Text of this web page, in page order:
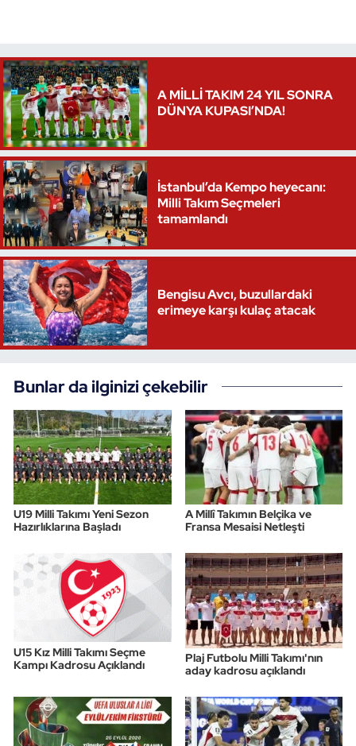
A MİLLİ TAKIM 24 YIL SONRA
DÜNYA KUPASI’NDA!
İstanbul’da Kempo heyecanı:
Milli Takım Seçmeleri
tamamlandı
Bengisu Avcı, buzullardaki
erimeye karşı kulaç atacak
Bunlar da ilginizi çekebilir
U19 Milli Takımı Yeni Sezon
Hazırlıklarına Başladı
A Millî Takımın Belçika ve
Fransa Mesaisi Netleşti
U15 Kız Milli Takımı Seçme
Kampı Kadrosu Açıklandı
Plaj Futbolu Milli Takımı'nın
aday kadrosu açıklandı